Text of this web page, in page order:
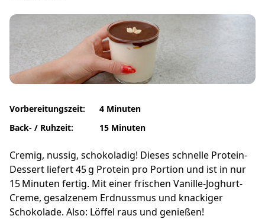
Vorbereitungszeit:
Back- / Ruhzeit:
4 Minuten
15 Minuten
Cremig, nussig, schokoladig! Dieses schnelle Protein-
Dessert liefert 45 g Protein pro Portion und ist in nur
15 Minuten fertig. Mit einer frischen Vanille-Joghurt-
Creme, gesalzenem Erdnussmus und knackiger
Schokolade. Also: Löffel raus und genießen!